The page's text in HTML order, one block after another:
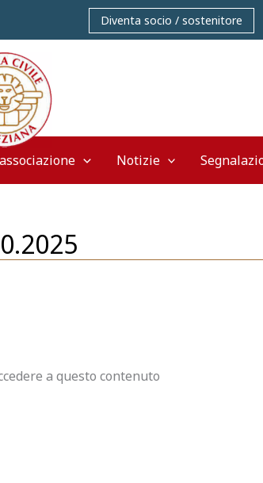
Diventa socio / sostenitore
Notizie
a questo contenuto